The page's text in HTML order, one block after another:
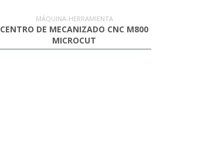
MÁQUINA-HERRAMIENTA
CENTRO DE MECANIZADO CNC M800
MICROCUT